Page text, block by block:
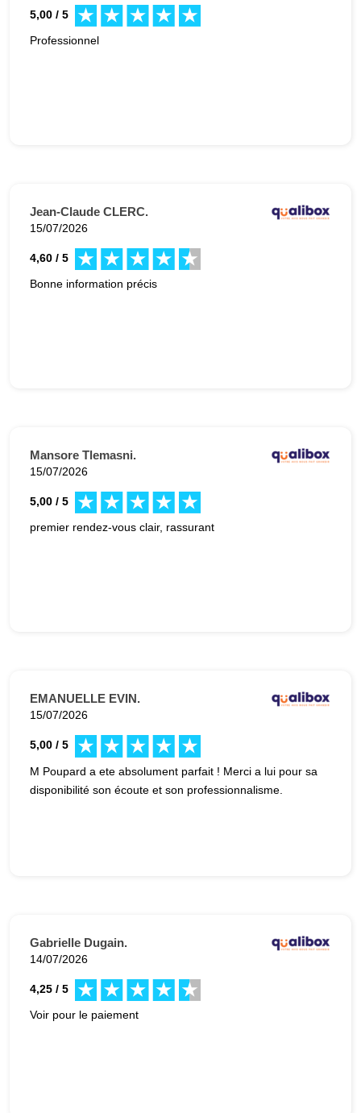
5,00 / 5
Professionnel
Jean-Claude CLERC.
15/07/2026
4,60 / 5
Bonne information précis
Mansore Tlemasni.
15/07/2026
5,00 / 5
premier rendez-vous clair, rassurant
EMANUELLE EVIN.
15/07/2026
5,00 / 5
M Poupard a ete absolument parfait ! Merci a lui pour sa
disponibilité son écoute et son professionnalisme.
Gabrielle Dugain.
14/07/2026
4,25 / 5
Voir pour le paiement